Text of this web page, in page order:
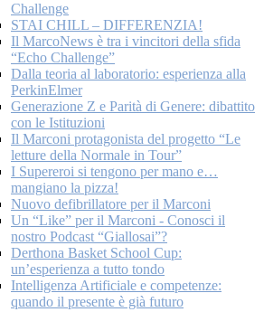
Challenge
STAI CHILL – DIFFERENZIA!
Il MarcoNews è tra i vincitori della sfida
“Echo Challenge”
Dalla teoria al laboratorio: esperienza alla
PerkinElmer
Generazione Z e Parità di Genere: dibattito
con le Istituzioni
Il Marconi protagonista del progetto “Le
letture della Normale in Tour”
I Supereroi si tengono per mano e…
mangiano la pizza!
Nuovo defibrillatore per il Marconi
Un “Like” per il Marconi - Conosci il
nostro Podcast “Giallosai”?
Derthona Basket School Cup:
un’esperienza a tutto tondo
Intelligenza Artificiale e competenze:
quando il presente è già futuro